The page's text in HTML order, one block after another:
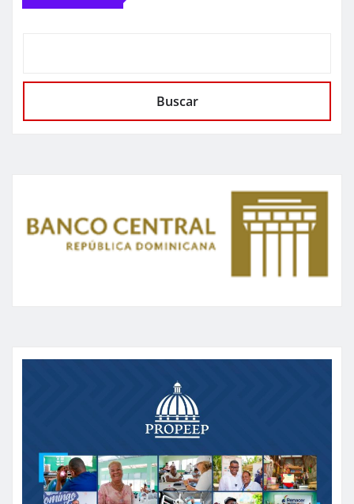
Buscar